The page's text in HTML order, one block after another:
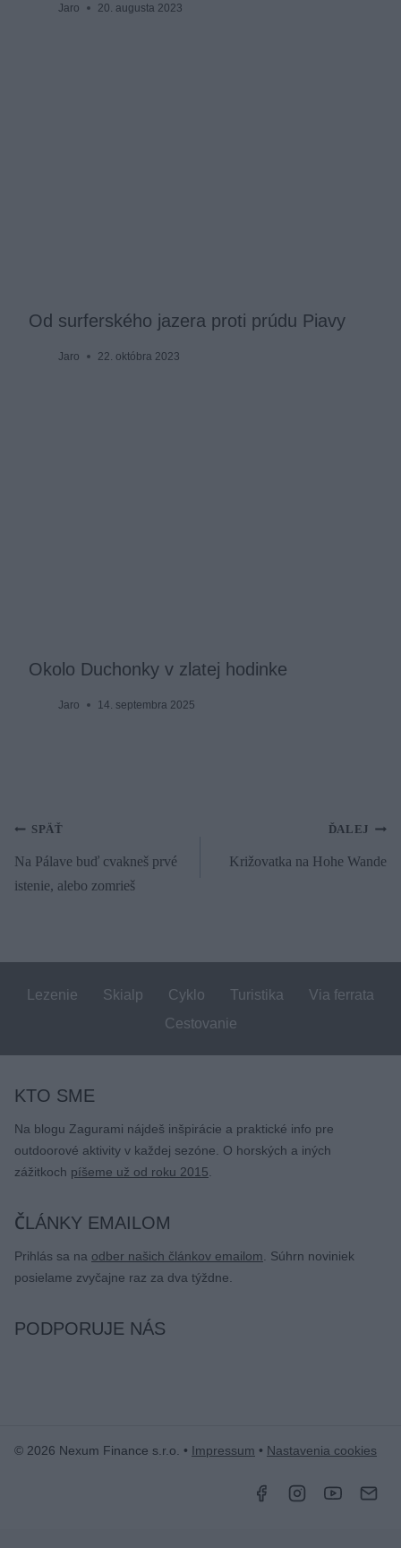
Jaro 20. augusta 2023
Od surferského jazera proti prúdu Piavy
Jaro 22. októbra 2023
Okolo Duchonky v zlatej hodinke
Jaro 14. septembra 2025
Navigácia
SPÄŤ
Na Pálave buď cvakneš prvé
istenie, alebo zomrieš
ĎALEJ
Križovatka na Hohe Wande
Lezenie Skialp Cyklo Turistika
Via ferrata
Cestovanie
KTO SME
Na blogu Zagurami nájdeš inšpirácie a praktické info pre
outdoorové aktivity v každej sezóne. O horských a iných
zážitkoch píšeme už od roku 2015
ČLÁNKY EMAILOM
Prihlás sa na odber našich článkov emailom . Súhrn noviniek
posielame zvyčajne raz za dva týždne.
PODPORUJE NÁS
© 2026 Nexum Finance s.r.o. • Impressum • Nastavenia cookies